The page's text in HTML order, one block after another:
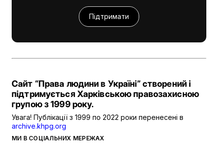
Підтримати
МИ В СОЦІАЛЬНИХ МЕРЕЖАХ
Сайт “Права людини в Україні” створений і
підтримується Харківською правозахисною
групою з 1999 року.
Увага! Публікації з 1999 по 2022 роки перенесені в
archive.khpg.org